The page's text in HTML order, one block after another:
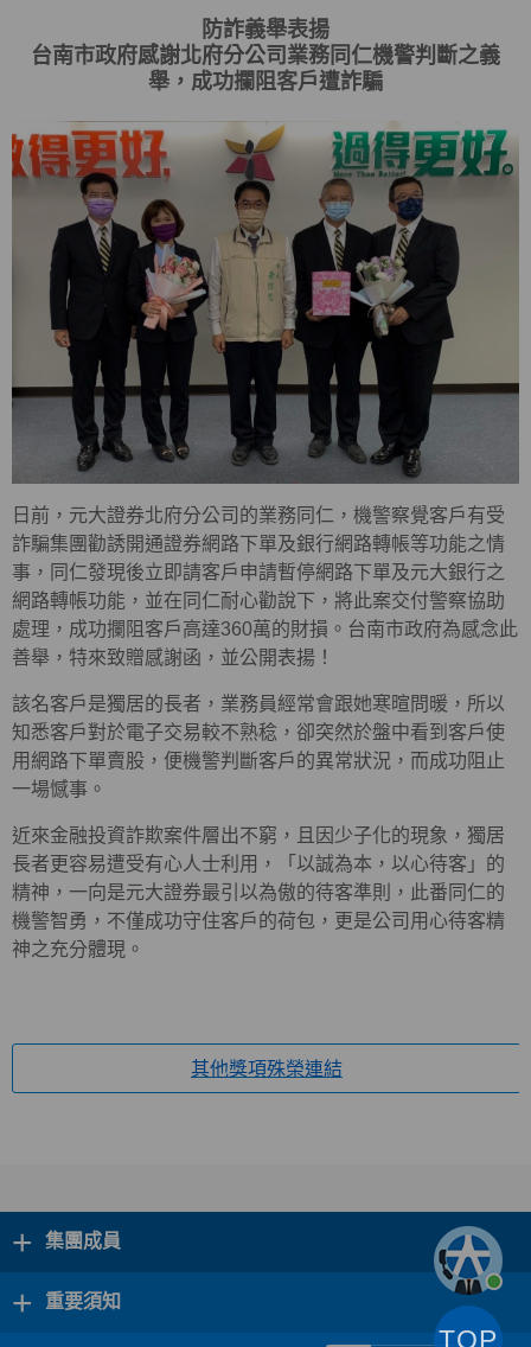
防詐義舉表揚
台南市政府感謝北府分公司業務同仁機警判斷之義
舉，成功攔阻客戶遭詐騙
日前，元大證券北府分公司的業務同仁，機警察覺客戶有受
詐騙集團勸誘開通證券網路下單及銀行網路轉帳等功能之情
事，同仁發現後立即請客戶申請暫停網路下單及元大銀行之
網路轉帳功能，並在同仁耐心勸說下，將此案交付警察協助
處理，成功攔阻客戶高達360萬的財損。台南市政府為感念此
善舉，特來致贈感謝函，並公開表揚！
該名客戶是獨居的長者，業務員經常會跟她寒暄問暖，所以
知悉客戶對於電子交易較不熟稔，卻突然於盤中看到客戶使
用網路下單賣股，便機警判斷客戶的異常狀況，而成功阻止
一場憾事。
近來金融投資詐欺案件層出不窮，且因少子化的現象，獨居
長者更容易遭受有心人士利用，「以誠為本，以心待客」的
精神，一向是元大證券最引以為傲的待客準則，此番同仁的
機警智勇，不僅成功守住客戶的荷包，更是公司用心待客精
神之充分體現。
其他獎項殊榮連結
+ 集團成員
+ 重要須知
TOP